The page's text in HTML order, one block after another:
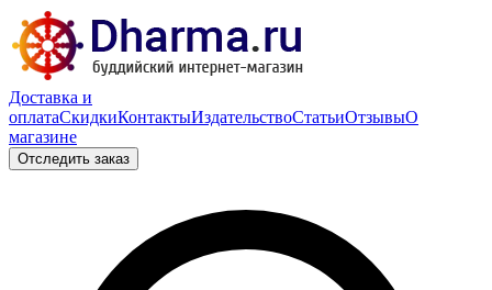
Доставка и
оплатаСкидкиКонтактыИздательствоСтатьиОтзывыО
магазине
Отследить заказ